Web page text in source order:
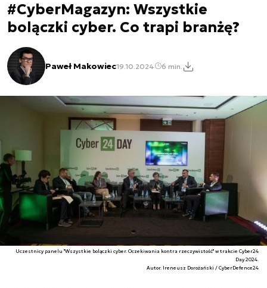
#CyberMagazyn: Wszystkie
bolączki cyber. Co trapi branżę?
Paweł Makowiec19.10.2024 6 min.
Uczestnicy panelu "Wszystkie bolączki cyber. Oczekiwania kontra rzeczywistość" w trakcie Cyber24
Day 2024.
Autor. Ireneusz Dorożański / CyberDefence24